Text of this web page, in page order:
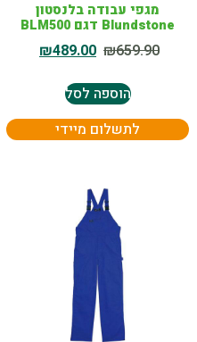
מגפי עבודה בלנסטון
Blundstone דגם BLM500
₪659.90
₪489.00
הוספה לסל
לתשלום מיידי